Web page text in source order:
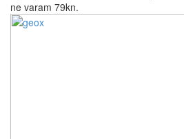
ne varam 79kn.